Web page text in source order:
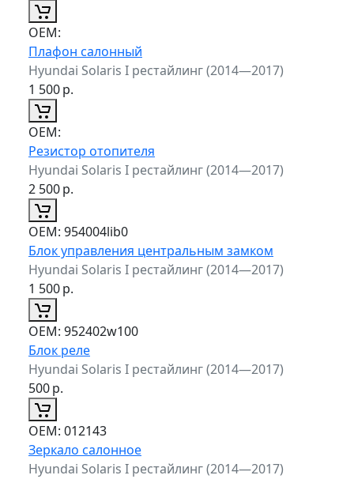
ОЕМ:
Плафон салонный
Hyundai Solaris I рестайлинг (2014—2017)
1 500р.
ОЕМ:
Резистор отопителя
Hyundai Solaris I рестайлинг (2014—2017)
2 500р.
ОЕМ: 954004lib0
Блок управления центральным замком
Hyundai Solaris I рестайлинг (2014—2017)
1 500р.
ОЕМ: 952402w100
Блок реле
Hyundai Solaris I рестайлинг (2014—2017)
500р.
ОЕМ: 012143
Зеркало салонное
Hyundai Solaris I рестайлинг (2014—2017)